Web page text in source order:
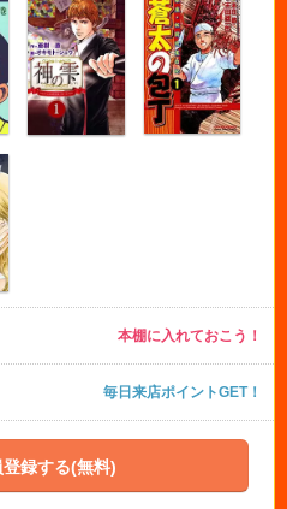
本棚に入れておこう！
毎日来店ポイントGET！
録する(無料)